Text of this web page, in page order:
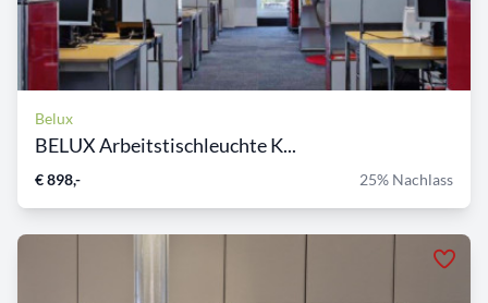
Belux
BELUX Arbeitstischleuchte K...
€ 898,- 25% Nachlass